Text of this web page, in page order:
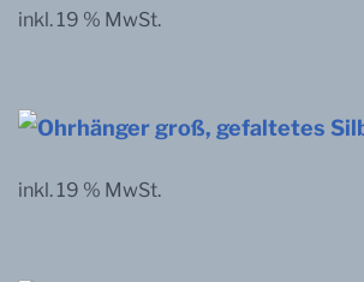
inkl. 19 % MwSt.
inkl. 19 % MwSt.